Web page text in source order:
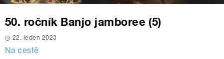
50. ročník Banjo jamboree (5)
22. leden 2023
Na cestě